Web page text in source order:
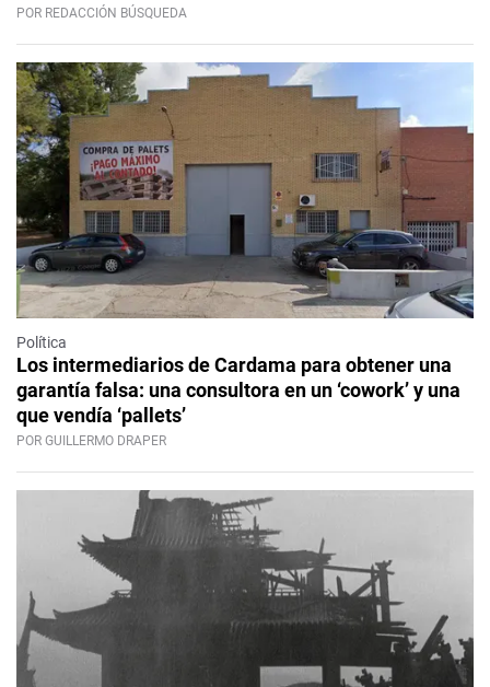
POR REDACCIÓN BÚSQUEDA
Política
Los intermediarios de Cardama para obtener una
garantía falsa: una consultora en un ‘cowork’ y una
que vendía ‘pallets’
POR GUILLERMO DRAPER